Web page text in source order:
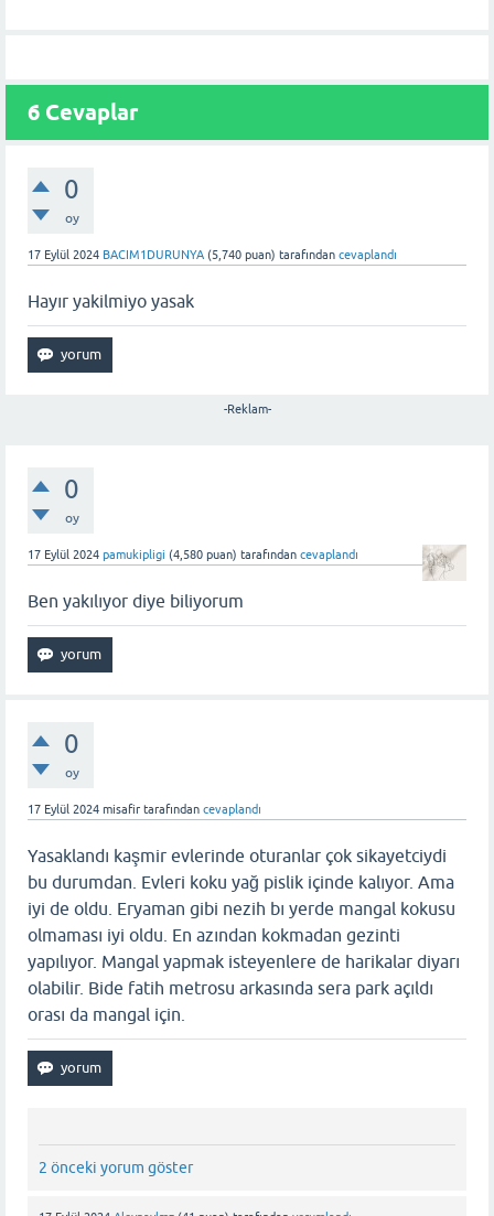
6 Cevaplar
0
oy
17 Eylül 2024 BACIM1DURUNYA (5,740 puan) tarafından cevaplandı
Hayır yakilmiyo yasak
-Reklam-
0
oy
17 Eylül 2024 pamukipligi (4,580 puan) tarafından cevaplandı
Ben yakılıyor diye biliyorum
0
oy
17 Eylül 2024 misafir tarafından cevaplandı
Yasaklandı kaşmir evlerinde oturanlar çok sikayetciydi
bu durumdan. Evleri koku yağ pislik içinde kalıyor. Ama
iyi de oldu. Eryaman gibi nezih bı yerde mangal kokusu
olmaması iyi oldu. En azından kokmadan gezinti
yapılıyor. Mangal yapmak isteyenlere de harikalar diyarı
olabilir. Bide fatih metrosu arkasında sera park açıldı
orası da mangal için.
2 önceki yorum göster